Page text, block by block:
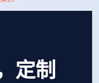
定制